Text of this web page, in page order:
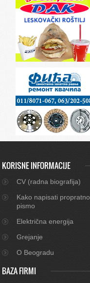
KORISNE INFORMACIJE
CV (radna biografija)
Kako napisati propratno
pismo
Električna energija
Grejanje
O Beogradu
BAZA FIRMI